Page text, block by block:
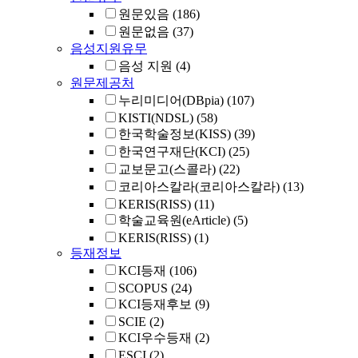
원문있음 (186)
원문없음 (37)
음성지원유무
음성 지원 (4)
원문제공처
누리미디어(DBpia) (107)
KISTI(NDSL) (58)
한국학술정보(KISS) (39)
한국연구재단(KCI) (25)
교보문고(스콜라) (22)
코리아스칼라(코리아스칼라) (13)
KERIS(RISS) (11)
학술교육원(eArticle) (5)
KERIS(RISS) (1)
등재정보
KCI등재 (106)
SCOPUS (24)
KCI등재후보 (9)
SCIE (2)
KCI우수등재 (2)
ESCI (2)